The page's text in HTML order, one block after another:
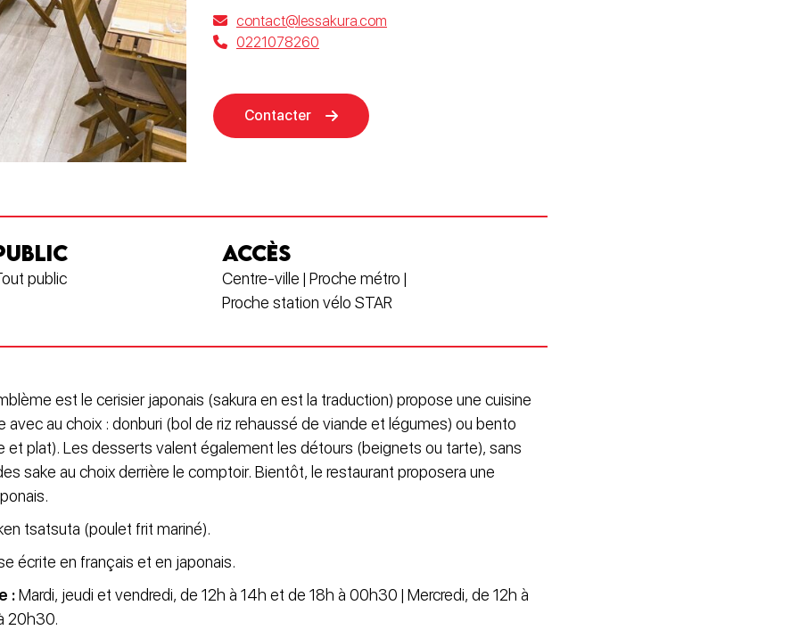
contact@lessakura.com
0221078260
Contacter
public
ACCÈS
Centre-ville | Proche métro |
Proche station vélo STAR
est le cerisier japonais (sakura en est la traduction) propose une cuisine
avec au choix : donburi (bol de riz rehaussé de viande et légumes) ou bento
et plat). Les desserts valent également les détours (beignets ou tarte), sans
sake au choix derrière le comptoir. Bientôt, le restaurant proposera une
tsatsuta (poulet frit mariné).
écrite en français et en japonais.
:Mardi, jeudi et vendredi, de 12h à 14h et de 18h à 00h30 | Mercredi, de 12h à
20h30.